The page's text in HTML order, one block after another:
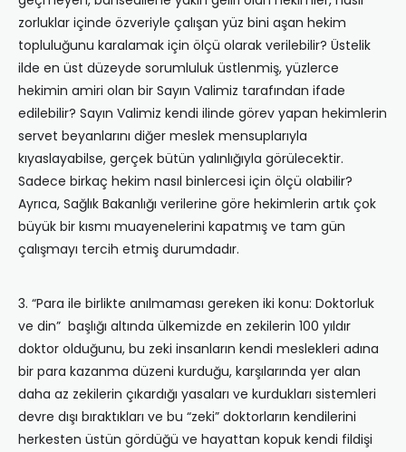
zorluklar içinde özveriyle çalışan yüz bini aşan hekim
topluluğunu karalamak için ölçü olarak verilebilir? Üstelik
ilde en üst düzeyde sorumluluk üstlenmiş, yüzlerce
hekimin amiri olan bir Sayın Valimiz tarafından ifade
edilebilir? Sayın Valimiz kendi ilinde görev yapan hekimlerin
servet beyanlarını diğer meslek mensuplarıyla
kıyaslayabilse, gerçek bütün yalınlığıyla görülecektir.
Sadece birkaç hekim nasıl binlercesi için ölçü olabilir?
Ayrıca, Sağlık Bakanlığı verilerine göre hekimlerin artık çok
büyük bir kısmı muayenelerini kapatmış ve tam gün
çalışmayı tercih etmiş durumdadır.
3. “Para ile birlikte anılmaması gereken iki konu: Doktorluk
ve din” başlığı altında ülkemizde en zekilerin 100 yıldır
doktor olduğunu, bu zeki insanların kendi meslekleri adına
bir para kazanma düzeni kurduğu, karşılarında yer alan
daha az zekilerin çıkardığı yasaları ve kurdukları sistemleri
devre dışı bıraktıkları ve bu “zeki” doktorların kendilerini
herkesten üstün gördüğü ve hayattan kopuk kendi fildişi